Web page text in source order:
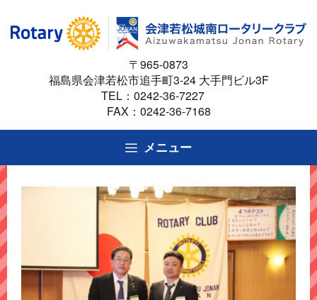
ス
ッ
プ
〒965-0873
福島県会津若松市追手町3-24 大手門ビル3F
TEL： 0242-36-7227
FAX：0242-36-7168
メニュー